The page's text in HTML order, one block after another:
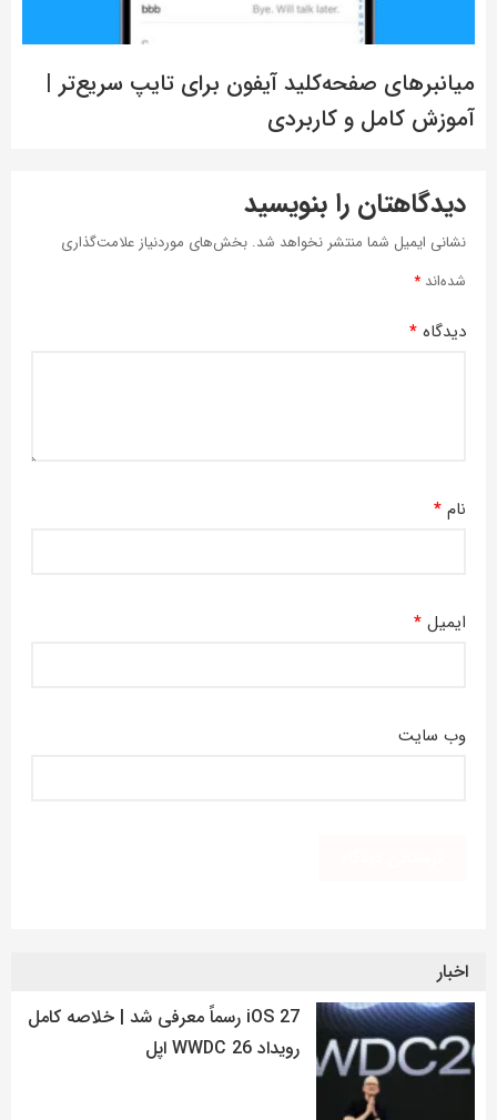
میانبرهای صفحه‌کلید آیفون برای تایپ سریع‌تر |
آموزش کامل و کاربردی
دیدگاهتان را بنویسید
نشانی ایمیل شما منتشر نخواهد شد. بخش‌های موردنیاز علامت‌گذاری
شده‌اند *
دیدگاه *
نام *
ایمیل *
وب‌ سایت
اخبار
iOS 27 رسماً معرفی شد | خلاصه کامل
رویداد WWDC 26 اپل